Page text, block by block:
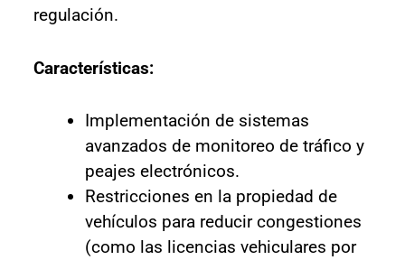
regulación.
Características:
Implementación de sistemas
avanzados de monitoreo de tráfico y
peajes electrónicos.
Restricciones en la propiedad de
vehículos para reducir congestiones
(como las licencias vehiculares por